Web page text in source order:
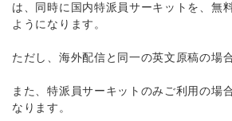
は、同時に国内特派員サーキットを、無
ようになります。
ただし、海外配信と同一の英文原稿の場
また、特派員サーキットのみご利用の場
なります。